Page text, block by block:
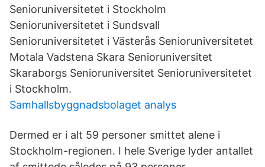
Senioruniversitetet i Stockholm
Senioruniversitetet i Sundsvall
Senioruniversitetet i Västerås Senioruniversitetet
Motala Vadstena Skara Senioruniversitet
Skaraborgs Senioruniversitet Senioruniversitetet
i Stockholm.
Samhallsbyggnadsbolaget analys
Dermed er i alt 59 personer smittet alene i
Stockholm-regionen. I hele Sverige lyder antallet